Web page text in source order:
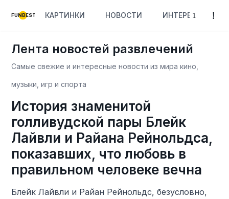
FUNBEST КАРТИНКИ НОВОСТИ ИНТЕРЕСНОЕ
Лента новостей развлечений
Самые свежие и интересные новости из мира кино,
музыки, игр и спорта
История знаменитой
голливудской пары Блейк
Лайвли и Райана Рейнольдса,
показавших, что любовь в
правильном человеке вечна
Блейк Лайвли и Райан Рейнольдс, безусловно,